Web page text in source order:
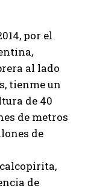
por el
al lado
tienme un
de 40
de metros
de
de